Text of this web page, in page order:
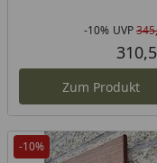
-10% UVP
Zum Produkt
-10%